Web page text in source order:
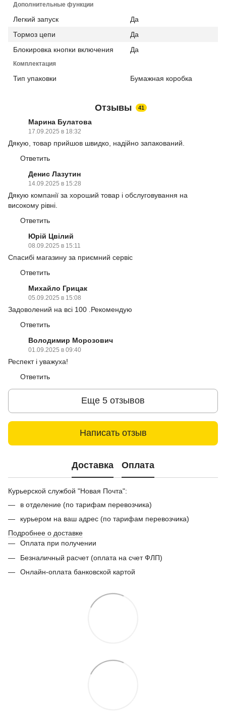
Дополнительные функции
Легкий запуск
Да
Тормоз цепи
Да
Блокировка кнопки включения
Да
Комплектация
Тип упаковки Бумажная коробка
Отзывы 41
Марина Булатова
17.09.2025 в 18:32
Дякую, товар прийшов швидко, надійно запакований.
Ответить
Денис Лазутин
14.09.2025 в 15:28
Дякую компанії за хороший товар і обслуговування на
високому рівні.
Ответить
Юрій Цвілий
08.09.2025 в 15:11
Спасибі магазину за приємний сервіс
Ответить
Михайло Грицак
05.09.2025 в 15:08
Задоволений на всі 100 .Рекомендую
Ответить
Володимир Морозович
01.09.2025 в 09:40
Респект і уважуха!
Ответить
Еще 5 отзывов
Написать отзыв
Доставка Оплата
Курьерской службой "Новая Почта":
в отделение (по тарифам перевозчика)
курьером на ваш адрес (по тарифам перевозчика)
Подробнее о доставке
Оплата при получении
Безналичный расчет (оплата на счет ФЛП)
Онлайн-оплата банковской картой